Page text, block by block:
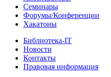
Семинары
Форумы/Конференции
Хакатоны
Библиотека-IT
Новости
Контакты
Правовая информация